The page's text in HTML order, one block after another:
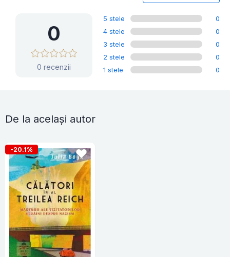
0
0 recenzii
5 stele
0
4 stele
0
3 stele
0
2 stele
0
1 stele
0
De la același autor
-20.1%